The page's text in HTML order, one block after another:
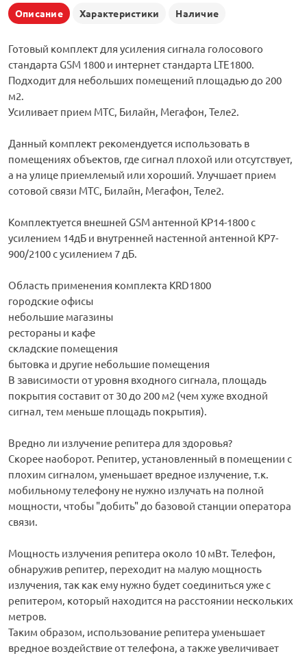
Описание Характеристики Наличие
Готовый комплект для усиления сигнала голосового
стандарта GSM 1800 и интернет стандарта LTE1800.
Подходит для небольших помещений площадью до 200
м2.
Усиливает прием МТС, Билайн, Мегафон, Теле2.
Данный комплект рекомендуется использовать в
помещениях объектов, где сигнал плохой или отсутствует,
а на улице приемлемый или хороший. Улучшает прием
сотовой связи МТС, Билайн, Мегафон, Теле2.
Комплектуется внешней GSM антенной KP14-1800 с
усилением 14дБ и внутренней настенной антенной KP7-
900/2100 с усилением 7 дБ.
Область применения комплекта KRD1800
городские офисы
небольшие магазины
рестораны и кафе
складские помещения
бытовка и другие небольшие помещения
В зависимости от уровня входного сигнала, площадь
покрытия составит от 30 до 200 м2 (чем хуже входной
сигнал, тем меньше площадь покрытия).
Вредно ли излучение репитера для здоровья?
Скорее наоборот. Репитер, установленный в помещении с
плохим сигналом, уменьшает вредное излучение, т.к.
мобильному телефону не нужно излучать на полной
мощности, чтобы "добить" до базовой станции оператора
связи.
Мощность излучения репитера около 10 мВт. Телефон,
обнаружив репитер, переходит на малую мощность
излучения, так как ему нужно будет соединиться уже с
репитером, который находится на расстоянии нескольких
метров.
Таким образом, использование репитера уменьшает
вредное воздействие от телефона, а также увеличивает